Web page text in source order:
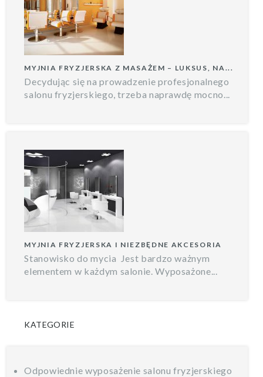
MYJNIA FRYZJERSKA Z MASAŻEM – LUKSUS, NA...
Decydując się na prowadzenie profesjonalnego
salonu fryzjerskiego, trzeba naprawdę mocno...
MYJNIA FRYZJERSKA I NIEZBĘDNE AKCESORIA
Stanowisko do mycia Jest bardzo ważnym
elementem w każdym salonie. Wyposażone...
KATEGORIE
Odpowiednie wyposażenie salonu fryzjerskiego